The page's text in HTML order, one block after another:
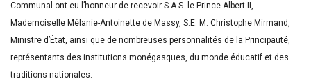
Communal ont eu l’honneur de recevoir S.A.S. le Prince Albert II,
Mademoiselle Mélanie-Antoinette de Massy, S.E. M. Christophe Mirmand,
Ministre d’État, ainsi que de nombreuses personnalités de la Principauté,
représentants des institutions monégasques, du monde éducatif et des
traditions nationales.